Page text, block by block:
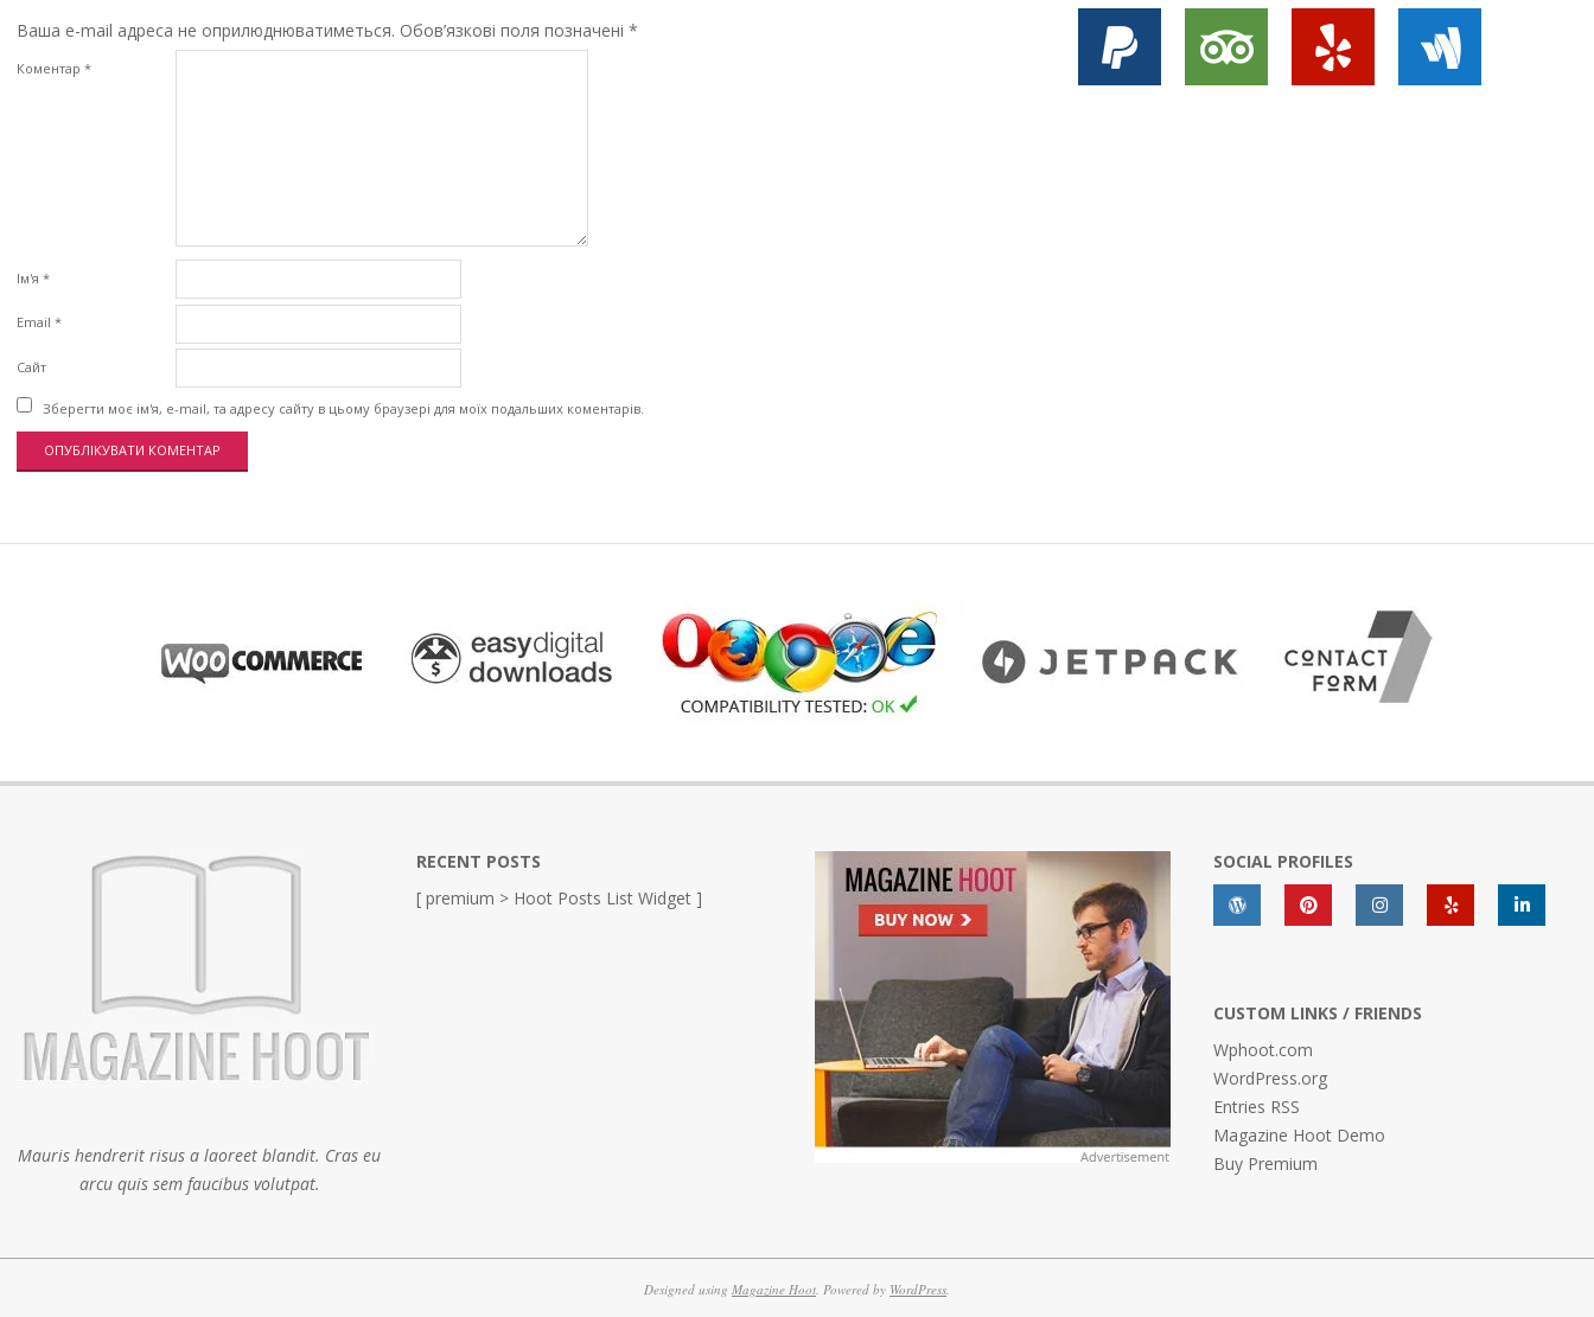
Ваша e-mail адреса не оприлюднюватиметься. Обов’язкові поля позначені *
Коментар *
Ім'я *
Email *
Сайт
Зберегти моє ім'я, e-mail, та адресу сайту в цьому браузері для моїх подальших коментарів.
Mauris hendrerit risus a laoreet blandit. Cras eu
arcu quis sem faucibus volutpat.
RECENT POSTS
[ premium > Hoot Posts List Widget ]
SOCIAL PROFILES
CUSTOM LINKS / FRIENDS
Wphoot.com
WordPress.org
Entries RSS
Magazine Hoot Demo
Buy Premium
Designed using Magazine Hoot . Powered by WordPress